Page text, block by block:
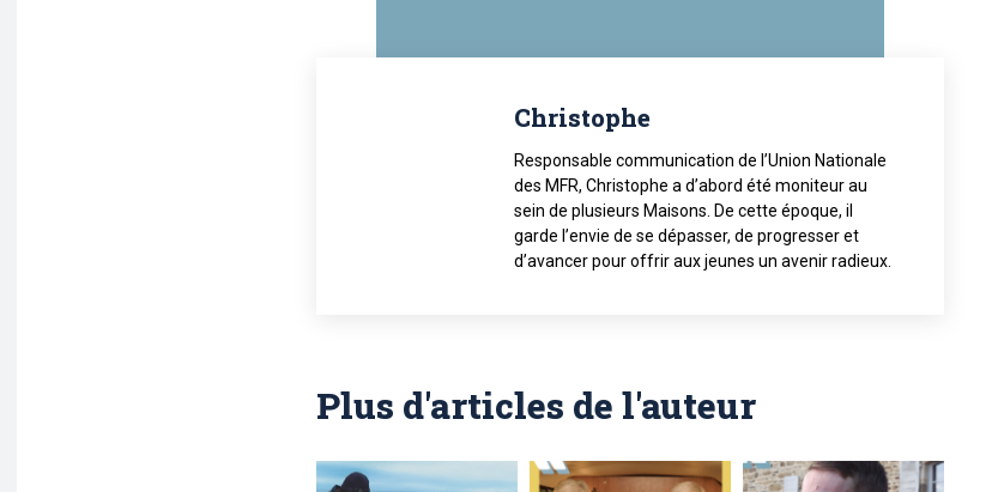
Christophe
Responsable communication de l’Union Nationale
des MFR, Christophe a d’abord été moniteur au
sein de plusieurs Maisons. De cette époque, il
garde l’envie de se dépasser, de progresser et
d’avancer pour offrir aux jeunes un avenir radieux.
Plus d'articles de l'auteur